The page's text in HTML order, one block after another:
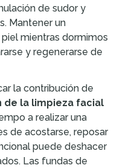
de sudor y
Mantener un
mientras dormimos
y regenerarse de
la contribución de
de la limpieza facial
a realizar una
de acostarse, reposar
puede deshacer
Las fundas de